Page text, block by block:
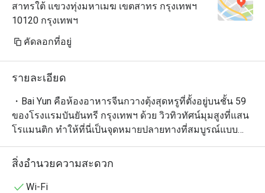
สาทรใต้ แขวงทุ่งมหาเมฆ เขตสาทร กรุงเทพฯ
10120 กรุงเทพฯ
คัดลอกที่อยู่
รายละเอียด
・Bai Yun คือห้องอาหารจีนกวางตุ้งสุดหรูที่ตั้งอยู่บนชั้น 59
ของโรงแรมบันยันทรี กรุงเทพฯ ด้วย วิวทิวทัศน์มุมสูงที่แสน
โรแมนติก ทำให้ที่นี่เป็นจุดหมายปลายทางที่สมบูรณ์แบบ
สำหรับการดื่มด่ำกับอาหารชั้นเลิศควบคู่ไปกับทัศนียภาพอัน
น่าทึ่ง
อาหารสำหรับติดต่อธุรกิจ หรือการนัดเดทสุดพิเศษกับคนรัก
สิ่งอำนวยความสะดวก
Wi-Fi